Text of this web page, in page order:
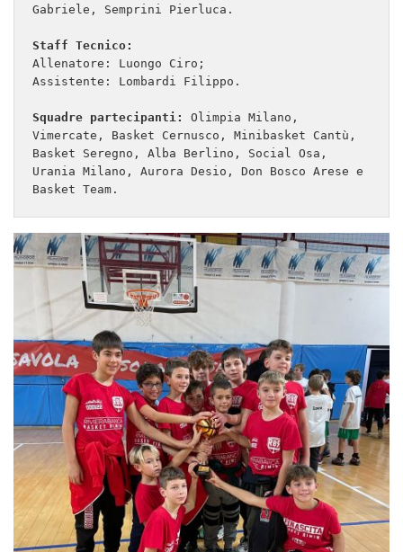
Gabriele, Semprini Pierluca.
Staff Tecnico:
Allenatore: Luongo Ciro;
Assistente: Lombardi Filippo.
Squadre partecipanti:
Olimpia Milano,
Vimercate, Basket Cernusco, Minibasket Cantù,
Basket Seregno, Alba Berlino, Social Osa,
Urania Milano, Aurora Desio, Don Bosco Arese e